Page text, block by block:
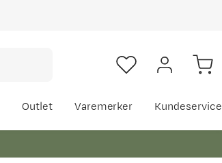
Outlet Varemerker Kundeservice